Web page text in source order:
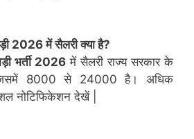
2026 में सैलरी क्या है?
भर्ती 2026 में सैलरी राज्य सरकार के
जिसमें 8000 से 24000 है। अधिक
नोटिफिकेशन देखें |